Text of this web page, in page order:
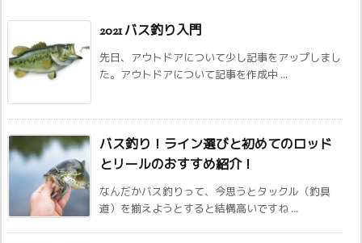
2021 バス釣り入門
先日、アウトドアについて少し記事をアップしまし
た。アウトドアについて記事を作成中 ...
バス釣り！ライン選びと初めてのロッド
とリールのおすすめ紹介！
なんだかバス釣りって、今思うとタックル（釣具
道）を揃えようとすると結構高いですね ...